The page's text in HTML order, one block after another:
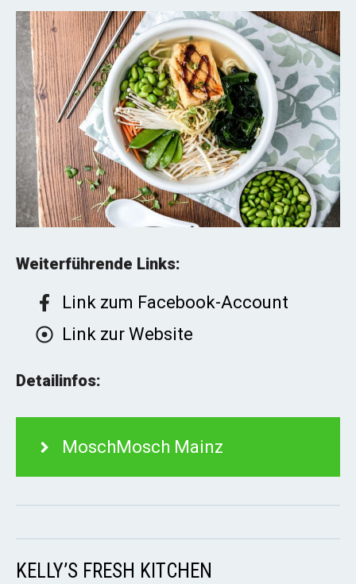
Weiterführende Links:
Link zum Facebook-Account
Link zur Website
Detailinfos:
MoschMosch Mainz
KELLY’S FRESH KITCHEN